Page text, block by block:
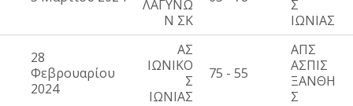
ΛΑΓΥΝΩ
Ν ΣΚ
Σ
ΙΩΝΙΑΣ
28
Φεβρουαρίου
2024
ΑΣ
ΙΩΝΙΚΟ
Σ
ΙΩΝΙΑΣ
75 - 55
ΑΠΣ
ΑΣΠΙΣ
ΞΑΝΘΗ
Σ